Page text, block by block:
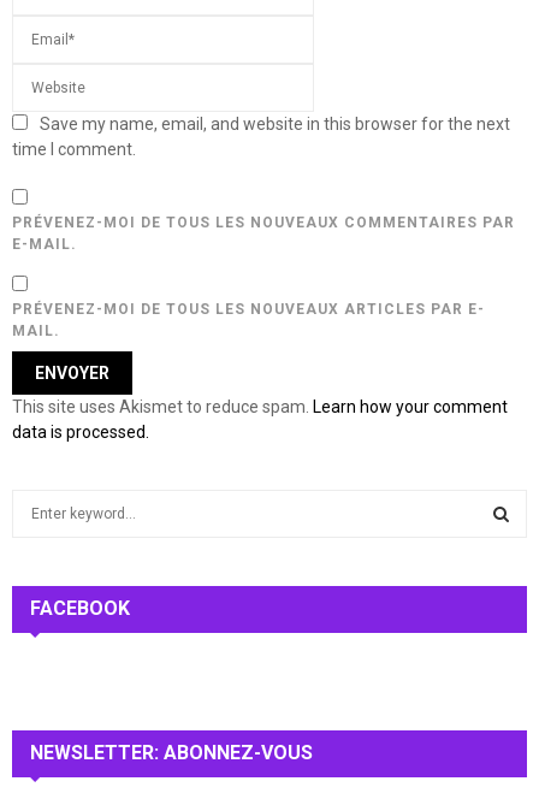
Save my name, email, and website in this browser for the next
time I comment.
PRÉVENEZ-MOI DE TOUS LES NOUVEAUX COMMENTAIRES PAR
E-MAIL.
PRÉVENEZ-MOI DE TOUS LES NOUVEAUX ARTICLES PAR E-
MAIL.
This site uses Akismet to reduce spam. Learn how your comment
data is processed.
h
:
FACEBOOK
NEWSLETTER: ABONNEZ-VOUS